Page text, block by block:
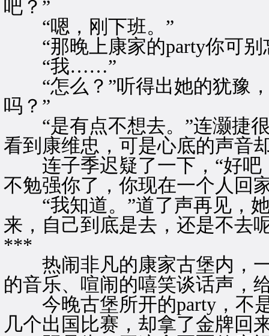
吧？”
“嗯，刚下班。”
“那晚上康家的party你可别
“我……”
“怎么？”听得出她的犹豫，
吗？”
“是有点不想去。”连灏捷很
看到康维忠，可是心底的声音
连子季迟疑了一下，“好吧
不勉强你了，你现在一个人回
“我知道。”道了声再见，她
来，自己到底是去，还是不去
***
热闹非凡的康家古堡内，一
的音乐、喧闹的嘻笑谈话声，
今晚古堡所开的party，不
几个出国比赛，却拿了金牌回